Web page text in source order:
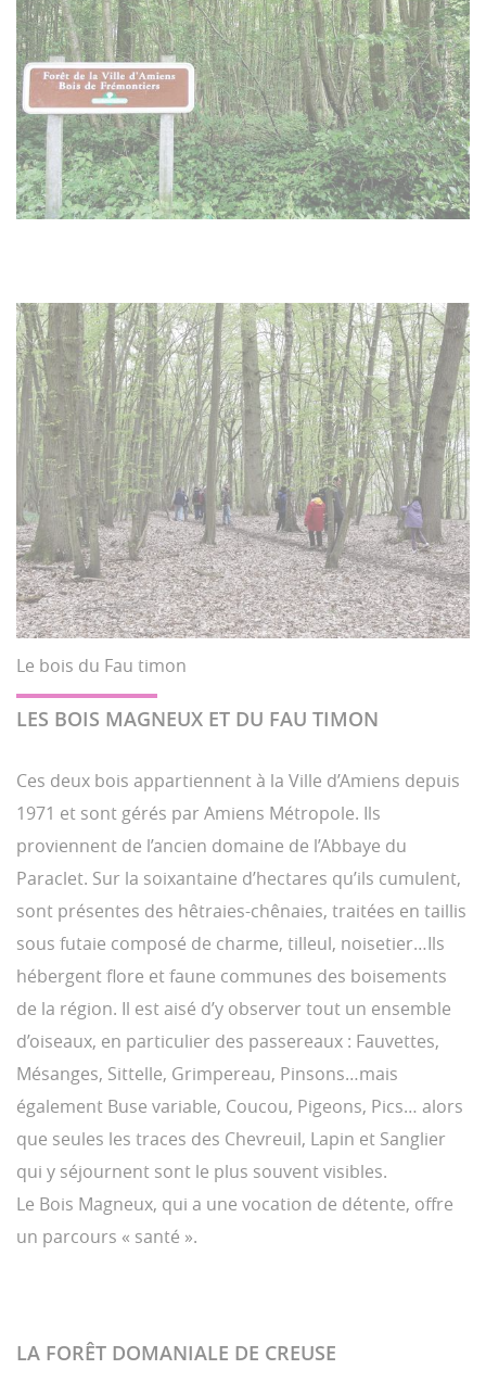
Le bois du Fau timon
LES BOIS MAGNEUX ET DU FAU TIMON
Ces deux bois appartiennent à la Ville d’Amiens depuis
1971 et sont gérés par Amiens Métropole. Ils
proviennent de l’ancien domaine de l’Abbaye du
Paraclet. Sur la soixantaine d’hectares qu’ils cumulent,
sont présentes des hêtraies-chênaies, traitées en taillis
sous futaie composé de charme, tilleul, noisetier…Ils
hébergent flore et faune communes des boisements
de la région. Il est aisé d’y observer tout un ensemble
d’oiseaux, en particulier des passereaux : Fauvettes,
Mésanges, Sittelle, Grimpereau, Pinsons…mais
également Buse variable, Coucou, Pigeons, Pics… alors
que seules les traces des Chevreuil, Lapin et Sanglier
qui y séjournent sont le plus souvent visibles.
Le Bois Magneux, qui a une vocation de détente, offre
un parcours « santé ».
LA FORÊT DOMANIALE DE CREUSE